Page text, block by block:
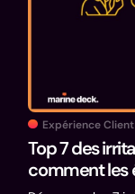
Expérience Client
Top 7 des
comment les